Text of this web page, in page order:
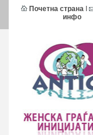
Почетна страна
инфо